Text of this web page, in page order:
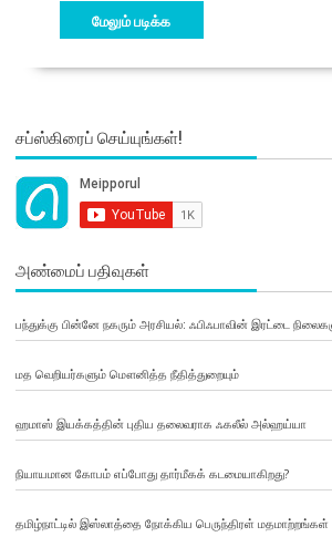
மேலும் படிக்க
சப்ஸ்கிரைப் செய்யுங்கள்!
அண்மைப் பதிவுகள்
பந்துக்கு பின்னே நகரும் அரசியல்: ஃபிஃபாவின் இரட்டை
மத வெறியர்களும் மௌனித்த நீதித்துறையும்
ஹமாஸ் இயக்கத்தின் புதிய தலைவராக ஃகலீல் அல்ஹய்யா
நியாயமான கோபம் எப்போது தார்மீகக் கடமையாகிறது?
தமிழ்நாட்டில் இஸ்லாத்தை நோக்கிய பெருந்திரள் மதமாற்றங்கள்